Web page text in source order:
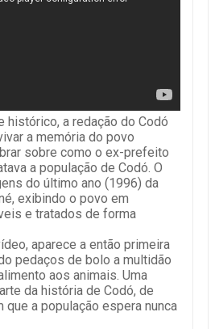
histórico, a redação do Codó
a memória do povo
sobre como o ex-prefeito
a população de Codó. O
do último ano (1996) da
exibindo o povo em
e tratados de forma
aparece a então primeira
pedaços de bolo a multidão
aos animais. Uma
da história de Codó, de
a população espera nunca